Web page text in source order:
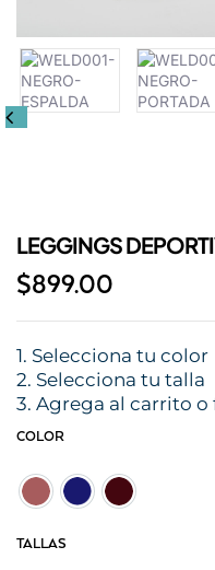
LEGGINGS
$899.00
1. Selecciona tu color
2. Selecciona tu talla
3. Agrega al carrito
COLOR
BlushMidnight Blue
Vino
TALLAS